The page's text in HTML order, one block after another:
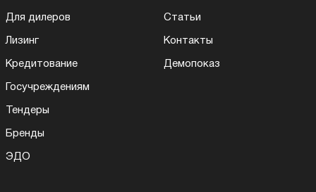
Для дилеров
Лизинг
Кредитование
Госучреждениям
Тендеры
Бренды
ЭДО
Статьи
Контакты
Демопоказ